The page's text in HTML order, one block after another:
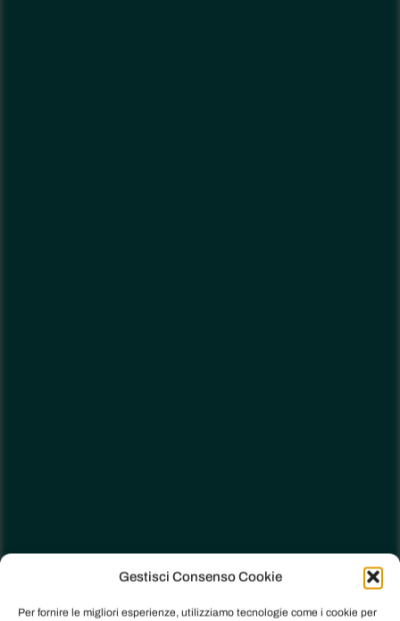
Gestisci Consenso Cookie
Per fornire le migliori esperienze, utilizziamo tecnologie come i cookie per